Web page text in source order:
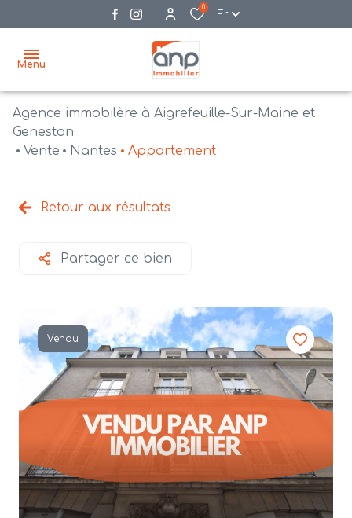
0
Fr
Menu
accueil
vente
agences
estimation
alerte
mail
Agence immobilère à Aigrefeuille-Sur-Maine et
Geneston
Vente
Nantes Appartement
Retour aux résultats
Partager ce bien
Vendu